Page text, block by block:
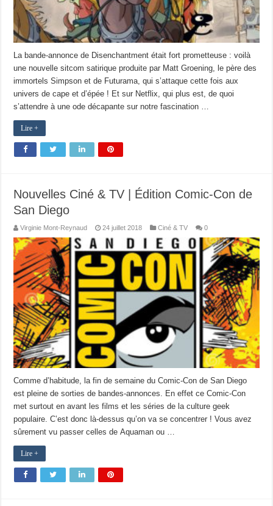
La bande-annonce de Disenchantment était fort prometteuse : voilà
une nouvelle sitcom satirique produite par Matt Groening, le père des
immortels Simpson et de Futurama, qui s’attaque cette fois aux
univers de cape et d’épée ! Et sur Netflix, qui plus est, de quoi
s’attendre à une ode décapante sur notre fascination …
Lire +
Nouvelles Ciné & TV | Édition Comic-Con de
San Diego
Virginie Mont-Reynaud 24 juillet 2018 Ciné & TV 0
Comme d’habitude, la fin de semaine du Comic-Con de San Diego
est pleine de sorties de bandes-annonces. En effet ce Comic-Con
met surtout en avant les films et les séries de la culture geek
populaire. C’est donc là-dessus qu’on va se concentrer ! Vous avez
sûrement vu passer celles de Aquaman ou …
Lire +